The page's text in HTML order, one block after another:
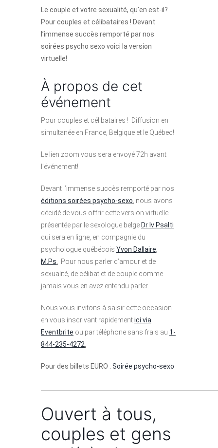
Le couple et votre sexualité, qu’en est-il?
Pour couples et célibataires ! Devant
l’immense succès remporté par nos
soirées psycho sexo voici la version
virtuelle!
À propos de cet
événement
Pour couples et célibataires ! Diffusion en
simultanée en France, Belgique et le Québec!
Le lien zoom vous sera envoyé 72h avant
l’événement!
Devant l’immense succès remporté par nos
éditions soirées psycho-sexo , nous avons
décidé de vous offrir cette version virtuelle
présentée par le sexologue belgeDr Iv Psalti
qui sera en ligne, en compagnie du
psychologue québécois Yvon Dallaire,
M.Ps
Pour nous parler d’amour et de
sexualité, de célibat et de couple comme
jamais vous en avez entendu parler.
Nous vous invitons à saisir cette occasion
en vous inscrivant rapidementici via
Eventbrite ou par téléphone sans frais au 1-
844-235-4272
Pour des billets EURO : Soirée psycho-sexo
Ouvert à tous,
couples et gens